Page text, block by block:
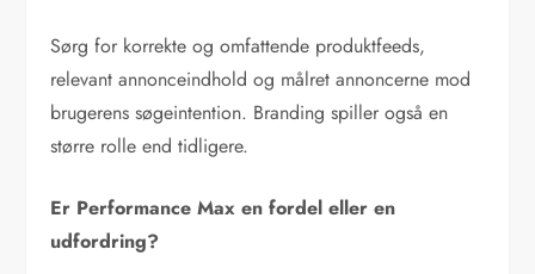
Sørg for korrekte og omfattende produktfeeds,
relevant annonceindhold og målret annoncerne mod
brugerens søgeintention. Branding spiller også en
større rolle end tidligere.
Er Performance Max en fordel eller en
udfordring?